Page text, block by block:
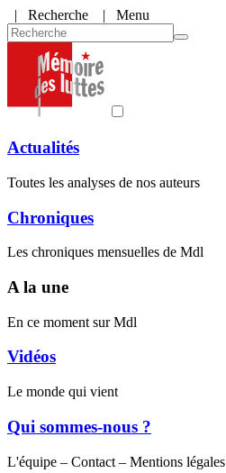
| Recherche | Menu
Actualités
Toutes les analyses de nos auteurs
Chroniques
Les chroniques mensuelles de Mdl
A la une
En ce moment sur Mdl
Vidéos
Le monde qui vient
Qui sommes-nous ?
L'équipe – Contact – Mentions légales